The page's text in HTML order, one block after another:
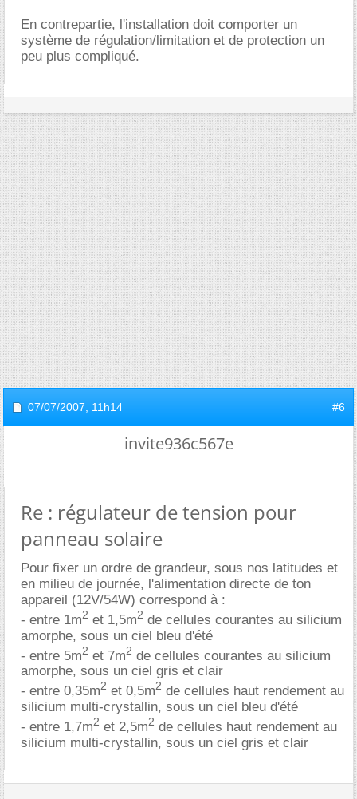
En contrepartie, l'installation doit comporter un
système de régulation/limitation et de protection un
peu plus compliqué.
07/07/2007, 11h14 #6
invite936c567e
Re : régulateur de tension pour
panneau solaire
Pour fixer un ordre de grandeur, sous nos latitudes et
en milieu de journée, l'alimentation directe de ton
appareil (12V/54W) correspond à :
- entre 1m2 et 1,5m2 de cellules courantes au silicium
amorphe, sous un ciel bleu d'été
- entre 5m2 et 7m2 de cellules courantes au silicium
amorphe, sous un ciel gris et clair
- entre 0,35m2 et 0,5m2 de cellules haut rendement au
silicium multi-crystallin, sous un ciel bleu d'été
- entre 1,7m2 et 2,5m2 de cellules haut rendement au
silicium multi-crystallin, sous un ciel gris et clair